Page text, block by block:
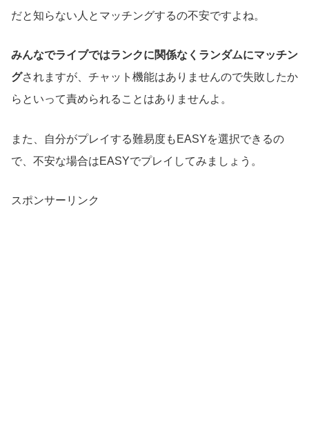
だと知らない人とマッチングするの不安ですよね。
みんなでライブではランクに関係なくランダムにマッチン
グされますが、チャット機能はありませんので失敗したか
らといって責められることはありませんよ。
また、自分がプレイする難易度もEASYを選択できるの
で、不安な場合はEASYでプレイしてみましょう。
スポンサーリンク